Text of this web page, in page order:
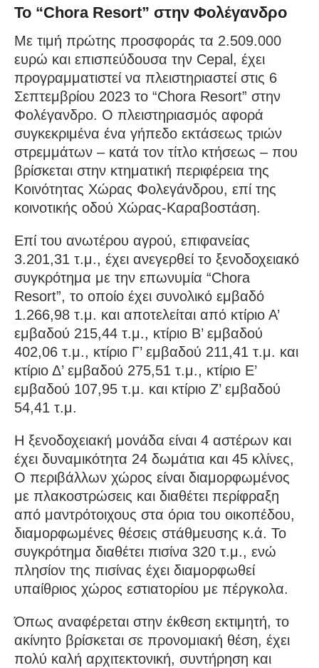
To “Chora Resort” στην Φολέγανδρο
Με τιμή πρώτης προσφοράς τα 2.509.000
ευρώ και επισπεύδουσα την Cepal, έχει
προγραμματιστεί να πλειστηριαστεί στις 6
Σεπτεμβρίου 2023 το “Chora Resort” στην
Φολέγανδρο. Ο πλειστηριασμός αφορά
συγκεκριμένα ένα γήπεδο εκτάσεως τριών
στρεμμάτων – κατά τον τίτλο κτήσεως – που
βρίσκεται στην κτηματική περιφέρεια της
Κοινότητας Χώρας Φολεγάνδρου, επί της
κοινοτικής οδού Χώρας-Καραβοστάση.
Επί του ανωτέρου αγρού, επιφανείας
3.201,31 τ.μ., έχει ανεγερθεί το ξενοδοχειακό
συγκρότημα με την επωνυμία “Chora
Resort”, το οποίο έχει συνολικό εμβαδό
1.266,98 τ.μ. και αποτελείται από κτίριο Α’
εμβαδού 215,44 τ.μ., κτίριο Β’ εμβαδού
402,06 τ.μ., κτίριο Γ’ εμβαδού 211,41 τ.μ. και
κτίριο Δ’ εμβαδού 275,51 τ.μ., κτίριο Ε’
εμβαδού 107,95 τ.μ. και κτίριο Ζ’ εμβαδού
54,41 τ.μ.
Η ξενοδοχειακή μονάδα είναι 4 αστέρων και
έχει δυναμικότητα 24 δωμάτια και 45 κλίνες,
Ο περιβάλλων χώρος είναι διαμορφωμένος
με πλακοστρώσεις και διαθέτει περίφραξη
από μαντρότοιχους στα όρια του οικοπέδου,
διαμορφωμένες θέσεις στάθμευσης κ.ά. Το
συγκρότημα διαθέτει πισίνα 320 τ.μ., ενώ
πλησίον της πισίνας έχει διαμορφωθεί
υπαίθριος χώρος εστιατορίου με πέργκολα.
Όπως αναφέρεται στην έκθεση εκτιμητή, το
ακίνητο βρίσκεται σε προνομιακή θέση, έχει
πολύ καλή αρχιτεκτονική, συντήρηση και